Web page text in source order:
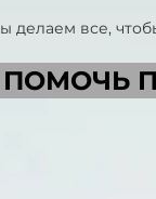
делаем все,
ПОМОЧЬ